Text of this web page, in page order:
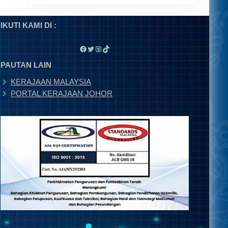
IKUTI KAMI DI :
Facebook
Twitter
Instagram
TikTok
PAUTAN LAIN
KERAJAAN MALAYSIA
PORTAL KERAJAAN JOHOR